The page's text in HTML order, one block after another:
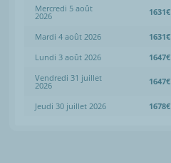
Mercredi 5 août
2026 1631€
Mardi 4 août 2026 1631€
Lundi 3 août 2026
1647€
Vendredi 31 juillet
2026 1647€
Jeudi 30 juillet 2026 1678€